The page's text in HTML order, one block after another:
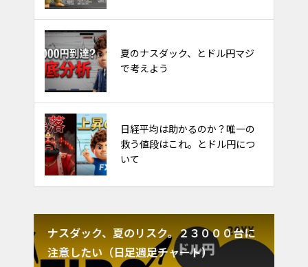
夏のナスダック、とドル円マジ
で考えよう
日経平均は助かるのか？唯一の
救う値段はこれ。とドル円につ
いて
金利と債券と株価の関係～ごちゃ
ごちゃ考えるな～
FXのやり方。フィボナッチで天
底を取るトレード
ナスダック、夏のリスク。２３０００台に
注意したい（日足週足チャート）